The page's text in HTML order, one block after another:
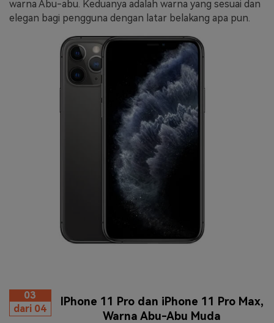
warna Abu-abu. Keduanya adalah warna yang sesuai dan
elegan bagi pengguna dengan latar belakang apa pun.
03
dari 04
IPhone 11 Pro dan iPhone 11 Pro Max,
Warna Abu-Abu Muda